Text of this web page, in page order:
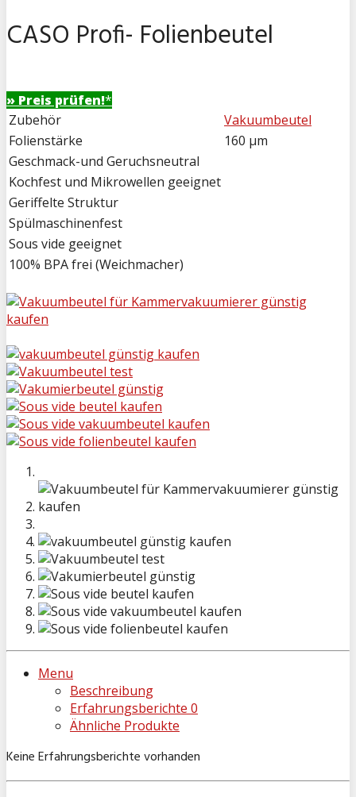
CASO Profi- Folienbeutel
» Preis prüfen!*
Zubehör
Vakuumbeutel
Folienstärke
160 µm
Geschmack-und Geruchsneutral
Kochfest und Mikrowellen geeignet
Geriffelte Struktur
Spülmaschinenfest
Sous vide geeignet
100% BPA frei (Weichmacher)
Menu
Beschreibung
Erfahrungsberichte 0
Ähnliche Produkte
Keine Erfahrungsberichte vorhanden